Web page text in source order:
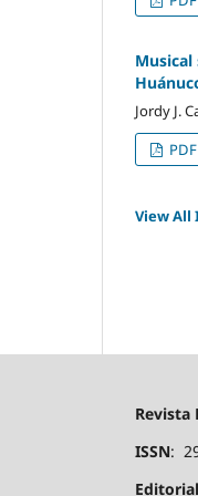
Jordy J.
View All
ISSN:
Editorial